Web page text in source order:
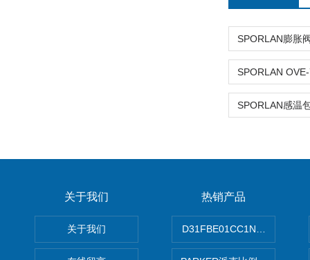
关于我们
关于我们
热销产品